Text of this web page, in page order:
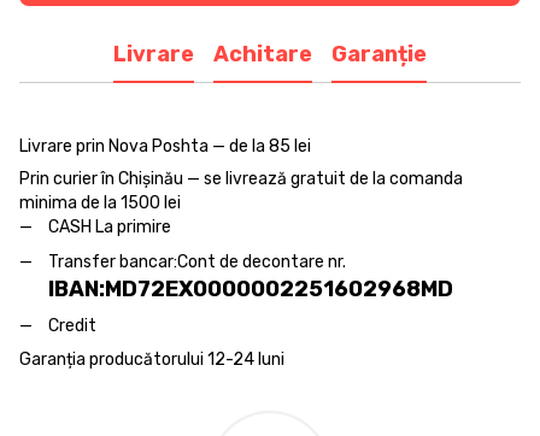
Livrare Achitare Garanție
Livrare prin Nova Poshta — de la 85 lei
Prin curier în Chișinău — se livrează gratuit de la comanda
minima de la 1500 lei
CASH La primire
Transfer bancar:Cont de decontare nr.
IBAN:MD72EX0000002251602968MD
Credit
Garanția producătorului 12-24 luni